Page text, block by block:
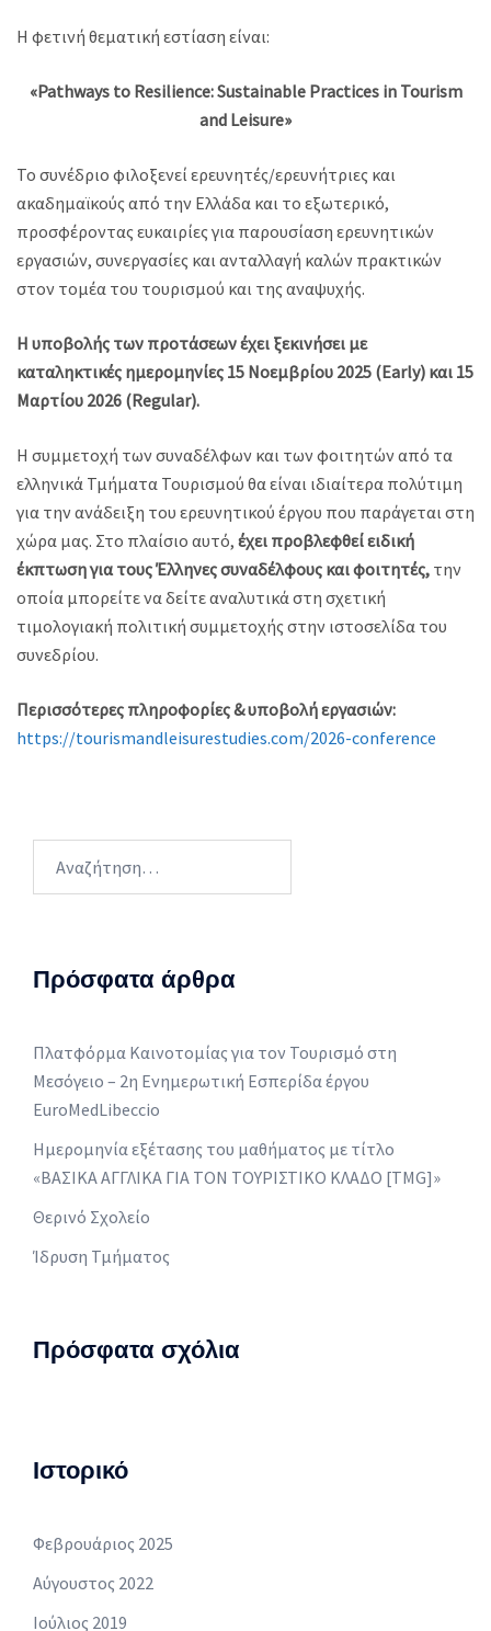
Η φετινή θεματική εστίαση είναι:
«Pathways to Resilience: Sustainable Practices in Tourism
and Leisure»
Το συνέδριο φιλοξενεί ερευνητές/ερευνήτριες και
ακαδημαϊκούς από την Ελλάδα και το εξωτερικό,
προσφέροντας ευκαιρίες για παρουσίαση ερευνητικών
εργασιών, συνεργασίες και ανταλλαγή καλών πρακτικών
στον τομέα του τουρισμού και της αναψυχής.
Η υποβολής των προτάσεων έχει ξεκινήσει με
καταληκτικές ημερομηνίες 15 Νοεμβρίου 2025 (Early) και 15
Μαρτίου 2026 (Regular).
Η συμμετοχή των συναδέλφων και των φοιτητών από τα
ελληνικά Τμήματα Τουρισμού θα είναι ιδιαίτερα πολύτιμη
για την ανάδειξη του ερευνητικού έργου που παράγεται στη
χώρα μας. Στο πλαίσιο αυτό, έχει προβλεφθεί ειδική
έκπτωση για τους Έλληνες συναδέλφους και φοιτητές, την
οποία μπορείτε να δείτε αναλυτικά στη σχετική
τιμολογιακή πολιτική συμμετοχής στην ιστοσελίδα του
συνεδρίου.
Περισσότερες πληροφορίες & υποβολή εργασιών:
https://tourismandleisurestudies.com/2026-conference
Πρόσφατα άρθρα
Πλατφόρμα Καινοτομίας για τον Τουρισμό στη
Μεσόγειο – 2η Ενημερωτική Εσπερίδα έργου
EuroMedLibeccio
Ημερομηνία εξέτασης του μαθήματος με τίτλο
«ΒΑΣΙΚΑ ΑΓΓΛΙΚΑ ΓΙΑ ΤΟΝ ΤΟΥΡΙΣΤΙΚΟ ΚΛΑΔΟ [TMG]»
Θερινό Σχολείο
Ίδρυση Τμήματος
Πρόσφατα σχόλια
Ιστορικό
Φεβρουάριος 2025
Αύγουστος 2022
Ιούλιος 2019